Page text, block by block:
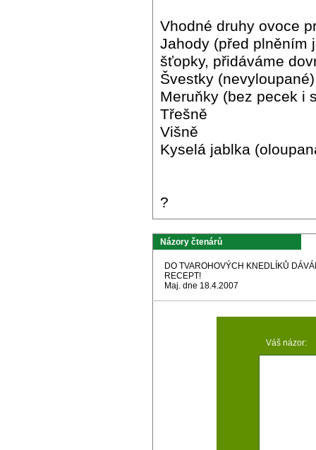
Vhodné druhy ovoce
Jahody (před plněním
šťopky, přidáváme
Švestky (nevyloupané)
Meruňky (bez pecek i
Třešně
Višně
Kyselá jablka
?
Názory čtenárů
DO TVAROHOVÝCH KNEDLÍKŮ
RECEPT!
Maj. dne 18.4.2007
Váš názor: